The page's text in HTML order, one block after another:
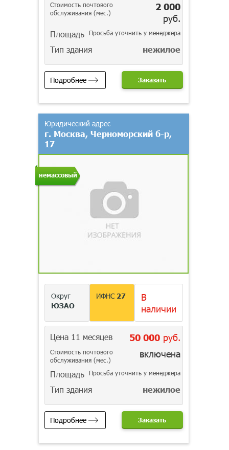
Стоимость почтового
обслуживания (мес.)
2 000
руб.
Площадь Просьба уточнить у менеджера
Тип здания нежилое
Подробнее Заказать
немассовый
Юридический адрес
г. Москва, Черноморский б-р,
17
Округ
ЮЗАО
ИФНС 27
В
наличии
Цена 11 месяцев 50 000руб.
Стоимость почтового
обслуживания (мес.)
включена
Площадь Просьба уточнить у менеджера
Тип здания нежилое
Подробнее Заказать